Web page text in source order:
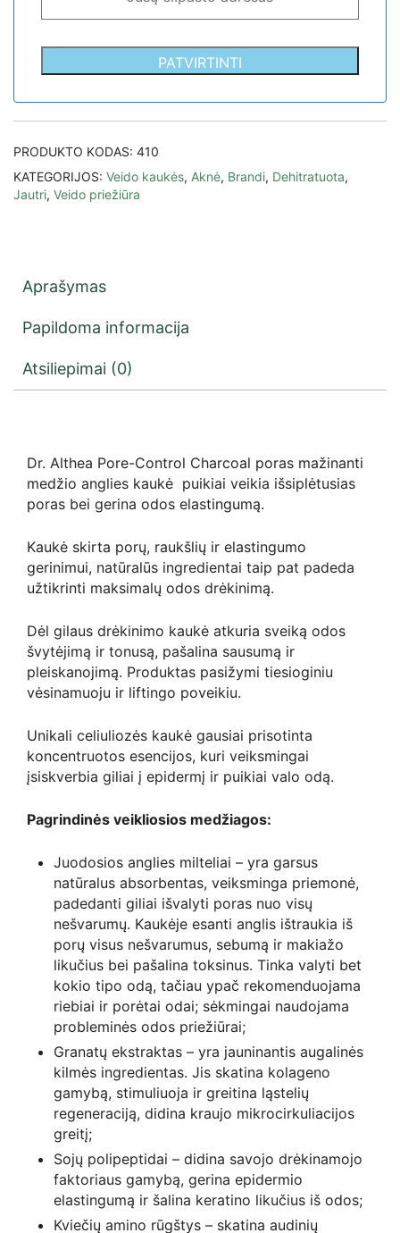
PATVIRTINTI
PRODUKTO KODAS: 410
KATEGORIJOS: Veido kaukės, Aknė, Brandi, Dehitratuota,
Jautri, Veido priežiūra
Aprašymas
Papildoma informacija
Atsiliepimai (0)
Dr. Althea Pore-Control Charcoal poras mažinanti
medžio anglies kaukė puikiai veikia išsiplėtusias
poras bei gerina odos elastingumą.
Kaukė skirta porų, raukšlių ir elastingumo
gerinimui, natūralūs ingredientai taip pat padeda
užtikrinti maksimalų odos drėkinimą.
Dėl gilaus drėkinimo kaukė atkuria sveiką odos
švytėjimą ir tonusą, pašalina sausumą ir
pleiskanojimą. Produktas pasižymi tiesioginiu
vėsinamuoju ir liftingo poveikiu.
Unikali celiuliozės kaukė gausiai prisotinta
koncentruotos esencijos, kuri veiksmingai
įsiskverbia giliai į epidermį ir puikiai valo odą.
Pagrindinės veikliosios medžiagos:
Juodosios anglies milteliai – yra garsus
natūralus absorbentas, veiksminga priemonė,
padedanti giliai išvalyti poras nuo visų
nešvarumų. Kaukėje esanti anglis ištraukia iš
porų visus nešvarumus, sebumą ir makiažo
likučius bei pašalina toksinus. Tinka valyti bet
kokio tipo odą, tačiau ypač rekomenduojama
riebiai ir porėtai odai; sėkmingai naudojama
probleminės odos priežiūrai;
Granatų ekstraktas – yra jauninantis augalinės
kilmės ingredientas. Jis skatina kolageno
gamybą, stimuliuoja ir greitina ląstelių
regeneraciją, didina kraujo mikrocirkuliacijos
greitį;
Sojų polipeptidai – didina savojo drėkinamojo
faktoriaus gamybą, gerina epidermio
elastingumą ir šalina keratino likučius iš odos;
Kviečių amino rūgštys – skatina audinių